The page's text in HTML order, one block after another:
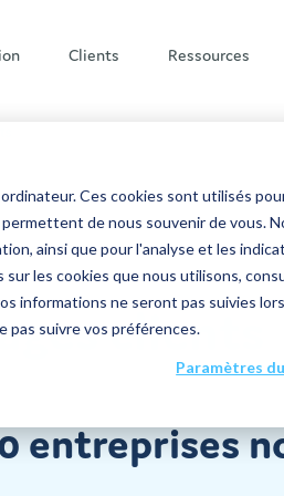
Ces cookies sont utilisés
de nous souvenir de vous.
ainsi que pour l'analyse et les
les cookies que nous utilisons,
informations ne seront pas suivies
pas suivre vos préférences.
Paramètres
Applications
Publications
Clients
Grandes
Ressources
❔FAQ
📖
🟢
clients
entreprises